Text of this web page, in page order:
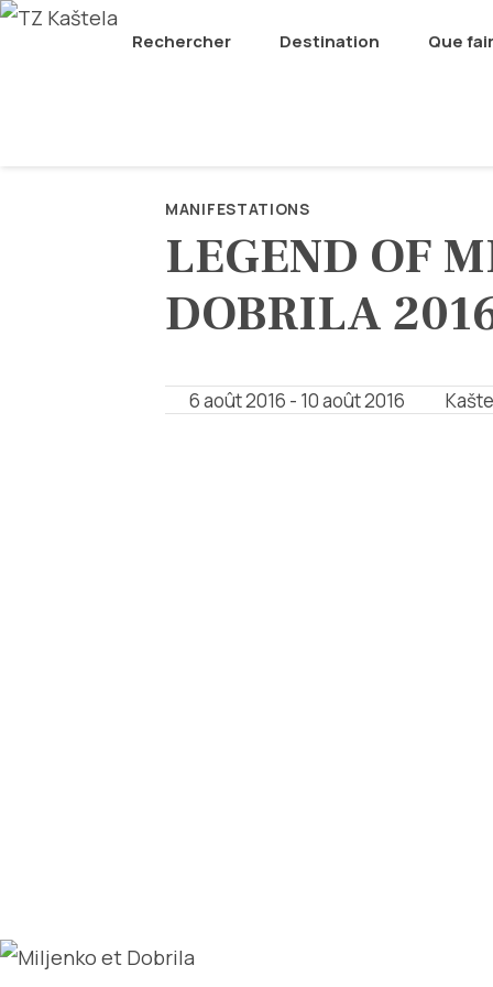
Rechercher Destination Que
MANIFESTATIONS
LEGEND OF
DOBRILA
6 août 2016 - 10 août 2016